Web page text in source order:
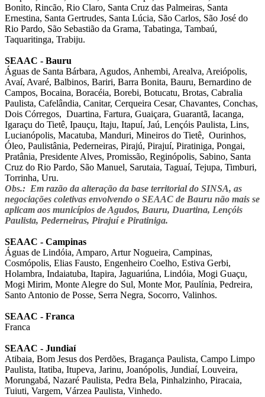
Bonito, Rincão, Rio Claro, Santa Cruz das Palmeiras, Santa
Ernestina, Santa Gertrudes, Santa Lúcia, São Carlos, São José do
Rio Pardo, São Sebastião da Grama, Tabatinga, Tambaú,
Taquaritinga, Trabiju.
SEAAC - Bauru
Águas de Santa Bárbara, Agudos, Anhembi, Arealva, Areiópolis,
Avaí, Avaré, Balbinos, Bariri, Barra Bonita, Bauru, Bernardino de
Campos, Bocaina, Boracéia, Borebi, Botucatu, Brotas, Cabralia
Paulista, Cafelândia, Canitar, Cerqueira Cesar, Chavantes, Conchas,
Dois Córregos, Duartina, Fartura, Guaiçara, Guarantã, Iacanga,
Igaraçu do Tietê, Ipauçu, Itaju, Itapuí, Jaú, Lençóis Paulista, Lins,
Lucianópolis, Macatuba, Manduri, Mineiros do Tietê, Ourinhos,
Óleo, Paulistânia, Pederneiras, Pirajú, Pirajuí, Piratiniga, Pongai,
Pratânia, Presidente Alves, Promissão, Reginópolis, Sabino, Santa
Cruz do Rio Pardo, São Manuel, Sarutaia, Taguaí, Tejupa, Timburi,
Torrinha, Uru.
Obs.: Em razão da alteração da base territorial do SINSA, as
negociações coletivas envolvendo o SEAAC de Bauru não mais se
aplicam aos municípios de Agudos, Bauru, Duartina, Lençóis
Paulista, Pederneiras, Pirajuí e Piratiniga.
SEAAC - Campinas
Águas de Lindóia, Amparo, Artur Nogueira, Campinas,
Cosmópolis, Elias Fausto, Engenheiro Coelho, Estiva Gerbi,
Holambra, Indaiatuba, Itapira, Jaguariúna, Lindóia, Mogi Guaçu,
Mogi Mirim, Monte Alegre do Sul, Monte Mor, Paulínia, Pedreira,
Santo Antonio de Posse, Serra Negra, Socorro, Valinhos.
SEAAC - Franca
Franca
SEAAC - Jundiaí
Atibaia, Bom Jesus dos Perdões, Bragança Paulista, Campo Limpo
Paulista, Itatiba, Itupeva, Jarinu, Joanópolis, Jundiaí, Louveira,
Morungabá, Nazaré Paulista, Pedra Bela, Pinhalzinho, Piracaia,
Tuiuti, Vargem, Várzea Paulista, Vinhedo.